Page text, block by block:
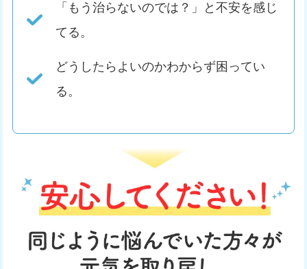
「もう治らないのでは？」と不安を感じ
てる。
どうしたらよいのかわからず困ってい
る。